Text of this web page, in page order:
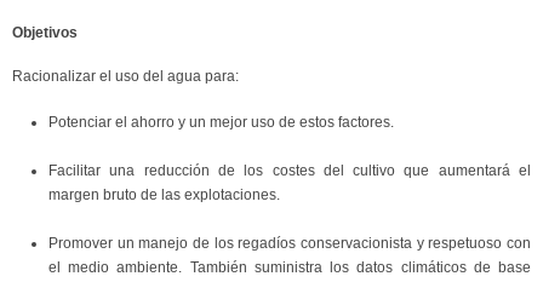
Objetivos
Racionalizar el uso del agua para:
Potenciar el ahorro y un mejor uso de estos factores.
Facilitar una reducción de los costes del cultivo que aumentará el
margen bruto de las explotaciones.
Promover un manejo de los regadíos conservacionista y respetuoso con
el medio ambiente. También suministra los datos climáticos de base